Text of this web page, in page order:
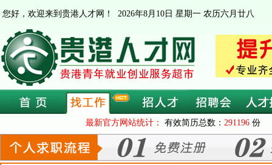
您好，欢迎来到贵港人才网！ 2026年8月10日 星期一 农历六月廿八
最新官方网站统计： 有效简历总数： 291196 份